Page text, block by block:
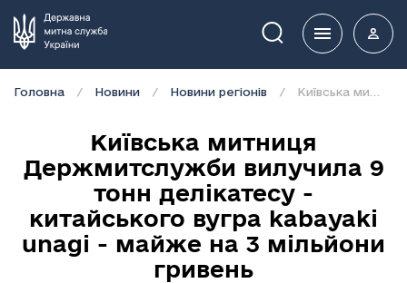
Пошук
Головна Новини Новини регіонів
Київська митниця
Держмитслужби вилучила 9
тонн делікатесу -
китайського вугра kabayaki
unagi - майже на 3 мільйони
гривень